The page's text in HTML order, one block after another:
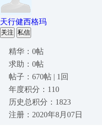
天行健西格玛
关注 私信
精华：0帖
求助：0帖
帖子：670帖 | 1回
年度积分：110
历史总积分：1823
注册：2020年8月07日